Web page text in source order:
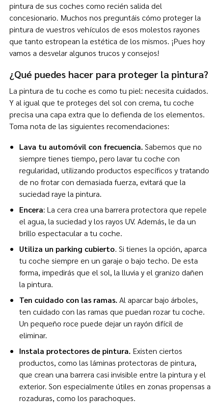
pintura de sus coches como recién salida del
concesionario. Muchos nos preguntáis cómo proteger la
pintura de vuestros vehículos de esos molestos rayones
que tanto estropean la estética de los mismos. ¡Pues hoy
vamos a desvelar algunos trucos y consejos!
¿Qué puedes hacer para proteger la pintura?
La pintura de tu coche es como tu piel: necesita cuidados.
Y al igual que te proteges del sol con crema, tu coche
precisa una capa extra que lo defienda de los elementos.
Toma nota de las siguientes recomendaciones:
Lava tu automóvil con frecuencia. Sabemos que no
siempre tienes tiempo, pero lavar tu coche con
regularidad, utilizando productos específicos y tratando
de no frotar con demasiada fuerza, evitará que la
suciedad raye la pintura.
Encera: La cera crea una barrera protectora que repele
el agua, la suciedad y los rayos UV. Además, le da un
brillo espectacular a tu coche.
Utiliza un parking cubierto. Si tienes la opción, aparca
tu coche siempre en un garaje o bajo techo. De esta
forma, impedirás que el sol, la lluvia y el granizo dañen
la pintura.
Ten cuidado con las ramas. Al aparcar bajo árboles,
ten cuidado con las ramas que puedan rozar tu coche.
Un pequeño roce puede dejar un rayón difícil de
eliminar.
Instala protectores de pintura. Existen ciertos
productos, como las láminas protectoras de pintura,
que crean una barrera casi invisible entre la pintura y el
exterior. Son especialmente útiles en zonas propensas a
rozaduras, como los parachoques.